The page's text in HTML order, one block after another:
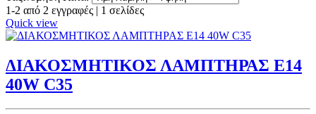
1-2 από 2 εγγραφές | 1 σελίδες
Quick view
ΔΙΑΚΟΣΜΗΤΙΚΟΣ ΛΑΜΠΤΗΡΑΣ E14
40W C35